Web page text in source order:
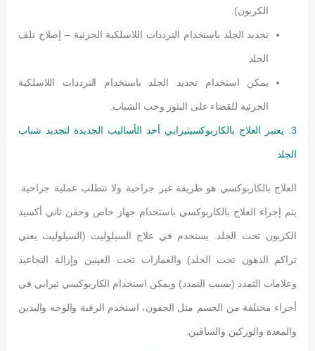
الكربون).
تجديد الجلد باستخدام الترددات اللاسلكية الجزئية – إصلاح تلف
الجلد
يمكن استخدام تجديد الجلد باستخدام الترددات اللاسلكية
الجزئية للقضاء على البثور وحب الشباب.
3. يعتبر العلاج بالكاربوكسيثيرابي أحد الأساليب الجديدة لتجديد شباب
الجلد
العلاج بالكاربوكسي هو طريقة غير جراحية ولا تتطلب عملية جراحية.
يتم إجراء العلاج بالكاربوكسي باستخدام جهاز خاص وحقن ثاني أكسيد
الكربون تحت الجلد. يستخدم في علاج السيلوليت (السيلوليت يعني
تراكم الدهون تحت الجلد) والغمازات تحت العينين وإزالة التجاعيد
وعلامات التمدد (بسبب التمدد) ويمكن استخدام الكاربوكسي ثيرابي في
أجزاء مختلفة من الجسم مثل الجفون، استخدم الرقبة والوجه واليدين
والمعدة والوركين والساقين.